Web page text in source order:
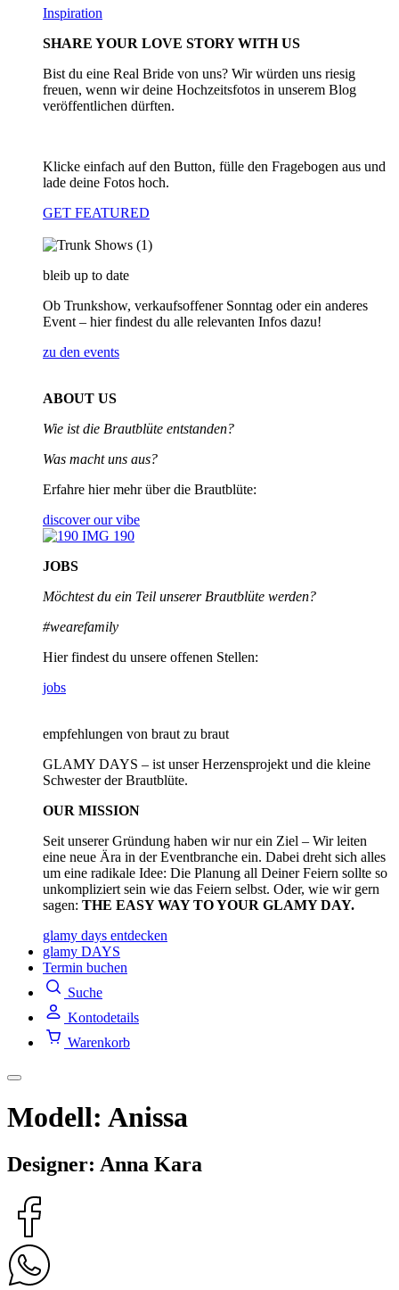
Inspiration
SHARE YOUR LOVE STORY WITH US
Bist du eine Real Bride von uns? Wir würden uns riesig
freuen, wenn wir deine Hochzeitsfotos in unserem Blog
veröffentlichen dürften.
Klicke einfach auf den Button, fülle den Fragebogen aus und
lade deine Fotos hoch.
GET FEATURED
bleib up to date
Ob Trunkshow, verkaufsoffener Sonntag oder ein anderes
Event – hier findest du alle relevanten Infos dazu!
zu den events
ABOUT US
Wie ist die Brautblüte entstanden?
Was macht uns aus?
Erfahre hier mehr über die Brautblüte:
discover our vibe
JOBS
Möchtest du ein Teil unsererBrautblüte werden?
#wearefamily
Hier findest du unsere offenen Stellen:
jobs
empfehlungen von braut zu braut
GLAMY DAYS – ist unser Herzensprojekt und die kleine
Schwester der Brautblüte.
OUR MISSION
Seit unserer Gründung haben wir nur ein Ziel – Wir leiten
eine neue Ära in der Eventbranche ein. Dabei dreht sich alles
um eine radikale Idee: Die Planung all Deiner Feiern sollte so
unkompliziert sein wie das Feiern selbst. Oder, wie wir gern
sagen: THE EASY WAY TO YOUR GLAMY DAY.
glamy days entdecken
glamy DAYS
Termin buchen
Suche
Kontodetails
Warenkorb
Modell: Anissa
Designer: Anna Kara